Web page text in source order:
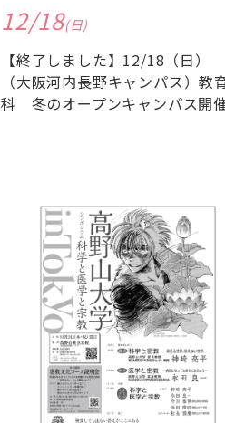
12/18(日)
【終了しました】12/18（日）
（大阪河内長野キャンパス）教
科 冬のオープンキャンパス開